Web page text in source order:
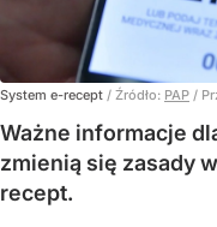
System e-recept / Źródło: PAP /
Ważne informacje
zmienią się zasady
recept.